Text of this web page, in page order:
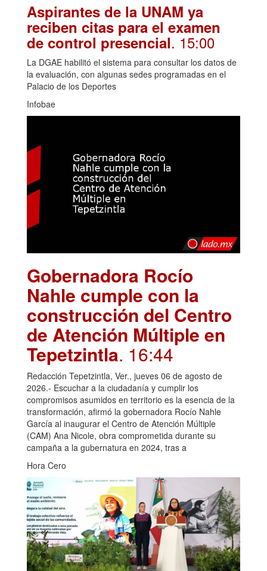
Aspirantes de la UNAM ya
reciben citas para el examen
de control presencial. 15:00
La DGAE habilitó el sistema para consultar los datos de
la evaluación, con algunas sedes programadas en el
Palacio de los Deportes
Infobae
Gobernadora Rocío
Nahle cumple con la
construcción del Centro
de Atención Múltiple en
Tepetzintla. 16:44
Redacción Tepetzintla, Ver., jueves 06 de agosto de
2026.- Escuchar a la ciudadanía y cumplir los
compromisos asumidos en territorio es la esencia de la
transformación, afirmó la gobernadora Rocío Nahle
García al inaugurar el Centro de Atención Múltiple
(CAM) Ana Nicole, obra comprometida durante su
campaña a la gubernatura en 2024, tras a
Hora Cero